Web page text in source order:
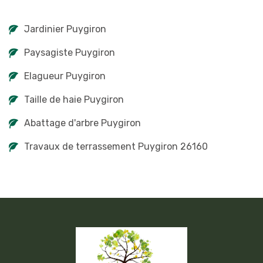
Jardinier Puygiron
Paysagiste Puygiron
Elagueur Puygiron
Taille de haie Puygiron
Abattage d'arbre Puygiron
Travaux de terrassement Puygiron 26160